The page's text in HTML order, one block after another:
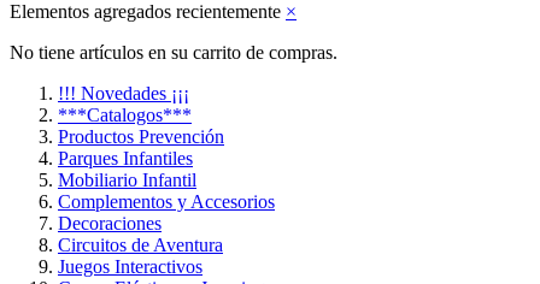
Elementos agregados recientemente ×
No tiene artículos en su carrito de compras.
!!! Novedades ¡¡¡
***Catalogos***
Productos Prevención
Parques Infantiles
Mobiliario Infantil
Complementos y Accesorios
Decoraciones
Circuitos de Aventura
Juegos Interactivos